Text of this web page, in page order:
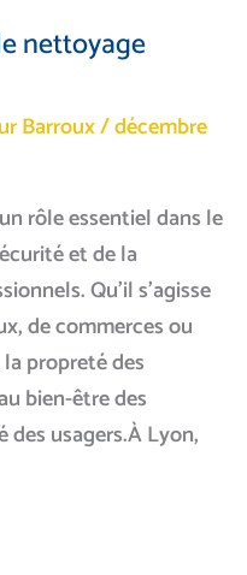
nettoyage
Barroux/décembre
rôle essentiel dans le
et de la
Qu’il s’agisse
de commerces ou
propreté des
bien-être des
usagers.À Lyon,